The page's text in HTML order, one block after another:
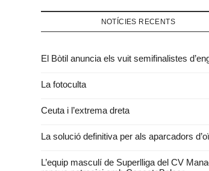
NOTÍCIES RECENTS
El Bòtil anuncia els vuit semifinalistes
La fotoculta
Ceuta i l’extrema dreta
La solució definitiva per als aparcadors
L’equip masculí de Superlliga del CV